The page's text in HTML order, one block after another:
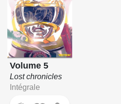
Volume 5
Lost chronicles
Intégrale